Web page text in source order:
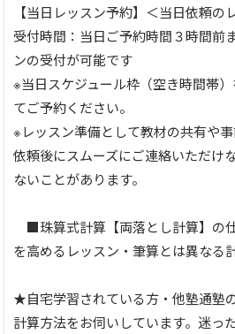
【当日レッスン予約】＜当日依頼の
受付時間：当日ご予約時間３時間前
ンの受付が可能です
※当日スケジュール枠（空き時間帯
てご予約ください。
※レッスン準備として教材の共有や
依頼後にスムーズにご連絡いただけ
ないことがあります。
■珠算式計算【両落とし計算】の
を高めるレッスン・筆算とは異なる
★自宅学習されている方・他塾通塾
計算方法をお伺いしています。迷っ